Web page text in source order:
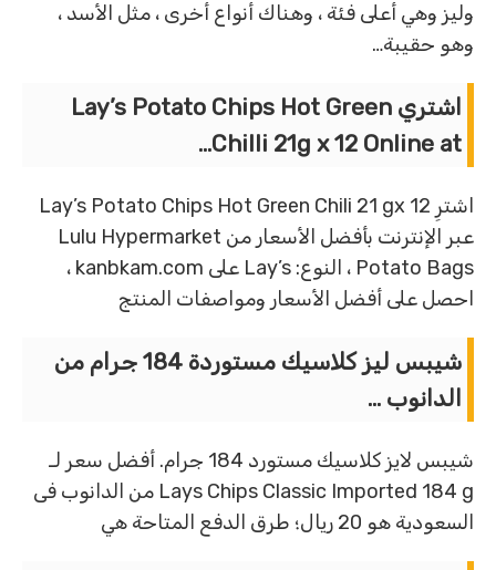
وليز وهي أعلى فئة ، وهناك أنواع أخرى ، مثل الأسد ،
وهو حقيبة…
اشتري Lay’s Potato Chips Hot Green
Chilli 21g x 12 Online at…
اشترِ Lay’s Potato Chips Hot Green Chili 21 gx 12
عبر الإنترنت بأفضل الأسعار من Lulu Hypermarket
Potato Bags ، النوع: Lay’s على kanbkam.com ،
احصل على أفضل الأسعار ومواصفات المنتج
شيبس ليز كلاسيك مستوردة 184 جرام من
الدانوب …
شيبس لايز كلاسيك مستورد 184 جرام. أفضل سعر لـ
Lays Chips Classic Imported 184 g من الدانوب فى
السعودية هو 20 ريال؛ طرق الدفع المتاحة هي